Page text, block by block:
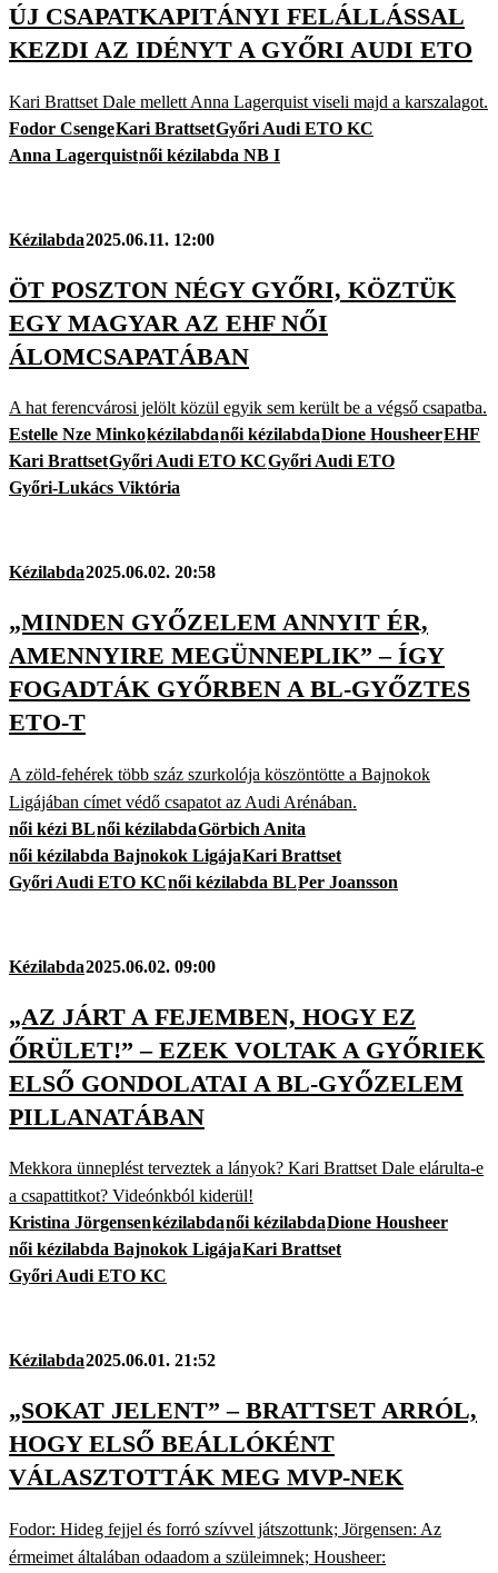
ÚJ CSAPATKAPITÁNYI FELÁLLÁSSAL
KEZDI AZ IDÉNYT A GYŐRI AUDI ETO
Kari Brattset Dale mellett Anna Lagerquist viseli majd a karszalagot.
Fodor CsengeKari BrattsetGyőri Audi ETO KC
Anna Lagerquistnői kézilabda NB I
Kézilabda2025.06.11. 12:00
ÖT POSZTON NÉGY GYŐRI, KÖZTÜK
EGY MAGYAR AZ EHF NŐI
ÁLOMCSAPATÁBAN
A hat ferencvárosi jelölt közül egyik sem került be a végső csapatba.
Estelle Nze Minkokézilabdanői kézilabdaDione HousheerEHF
Kari BrattsetGyőri Audi ETO KCGyőri Audi ETO
Győri-Lukács Viktória
Kézilabda2025.06.02. 20:58
„MINDEN GYŐZELEM ANNYIT ÉR,
AMENNYIRE MEGÜNNEPLIK” – ÍGY
FOGADTÁK GYŐRBEN A BL-GYŐZTES
ETO-T
A zöld-fehérek több száz szurkolója köszöntötte a Bajnokok
Ligájában címet védő csapatot az Audi Arénában.
női kézi BLnői kézilabdaGörbich Anita
női kézilabda Bajnokok LigájaKari Brattset
Győri Audi ETO KCnői kézilabda BLPer Joansson
Kézilabda2025.06.02. 09:00
„AZ JÁRT A FEJEMBEN, HOGY EZ
ŐRÜLET!” – EZEK VOLTAK A GYŐRIEK
ELSŐ GONDOLATAI A BL-GYŐZELEM
PILLANATÁBAN
Mekkora ünneplést terveztek a lányok? Kari Brattset Dale elárulta-e
a csapattitkot? Videónkból kiderül!
Kristina Jörgensenkézilabdanői kézilabdaDione Housheer
női kézilabda Bajnokok LigájaKari Brattset
Győri Audi ETO KC
Kézilabda2025.06.01. 21:52
„SOKAT JELENT” – BRATTSET ARRÓL,
HOGY ELSŐ BEÁLLÓKÉNT
VÁLASZTOTTÁK MEG MVP-NEK
Fodor: Hideg fejjel és forró szívvel játszottunk; Jörgensen: Az
érmeimet általában odaadom a szüleimnek; Housheer: